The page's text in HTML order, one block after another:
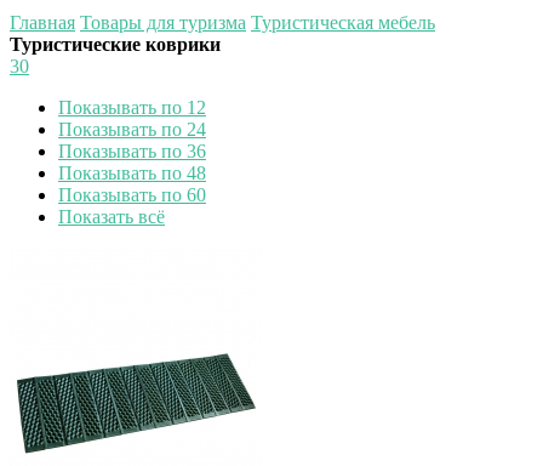
Главная Товары для туризма Туристическая мебель
Туристические коврики
30
Показывать по 12
Показывать по 24
Показывать по 36
Показывать по 48
Показывать по 60
Показать всё